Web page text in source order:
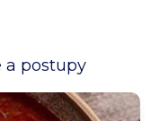
a postupy